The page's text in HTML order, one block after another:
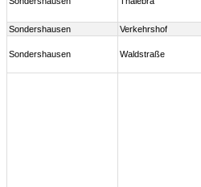
Sondershausen Verkehrshof
Sondershausen Waldstraße